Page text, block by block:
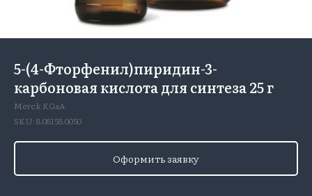
5-(4-Фторфенил)пиридин-3-
карбоновая кислота для синтеза 25 г
Merck KGaA
SKU:8.08158.0050
Оформить заявку